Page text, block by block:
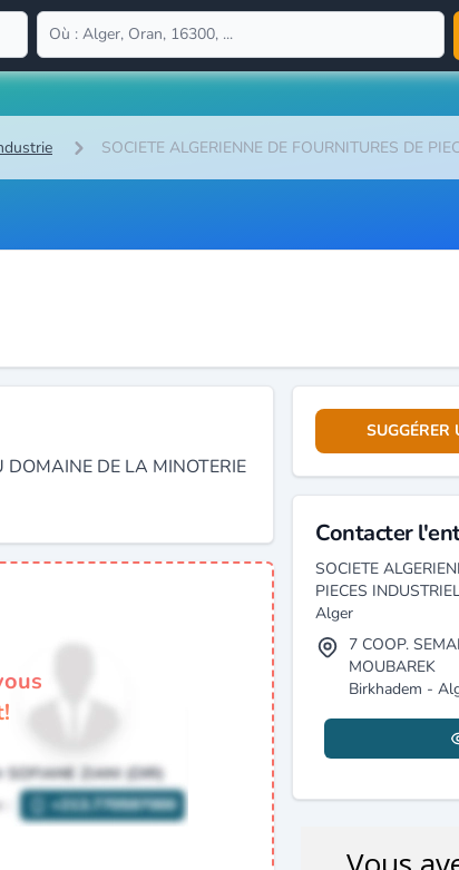
SOCIETE ALGERIENNE DE FOURNITURES DE
DOMAINE DE LA MINOTERIE
Contacter
SOCIETE
PIECES
Alger
7 COOP.
MOUBAREK
Birkhadem -